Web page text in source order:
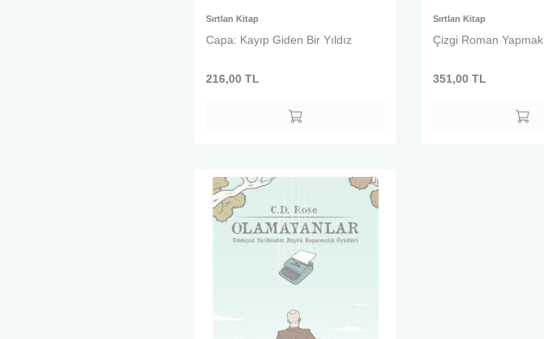
Sırtlan Kitap
Capa: Kayıp Giden Bir Yıldız
216,00 TL
Sırtlan Kitap
Çizgi Roman Yapmak
351,00 TL